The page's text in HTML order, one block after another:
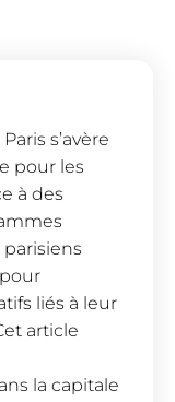
s’avère
pour les
à des
liés à leur
article
la capitale